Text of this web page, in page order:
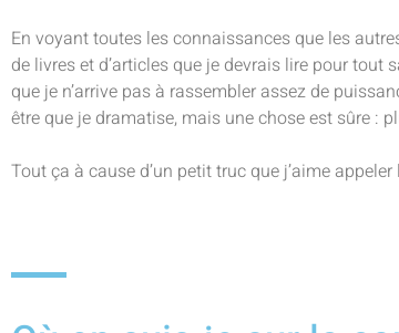
En voyant toutes les connaissances que les
de livres et d’articles que je devrais lire pour tout
que je n’arrive pas à rassembler assez de
être que je dramatise, mais une chose est sûre :
Tout ça à cause d’un petit truc que j’aime appeler